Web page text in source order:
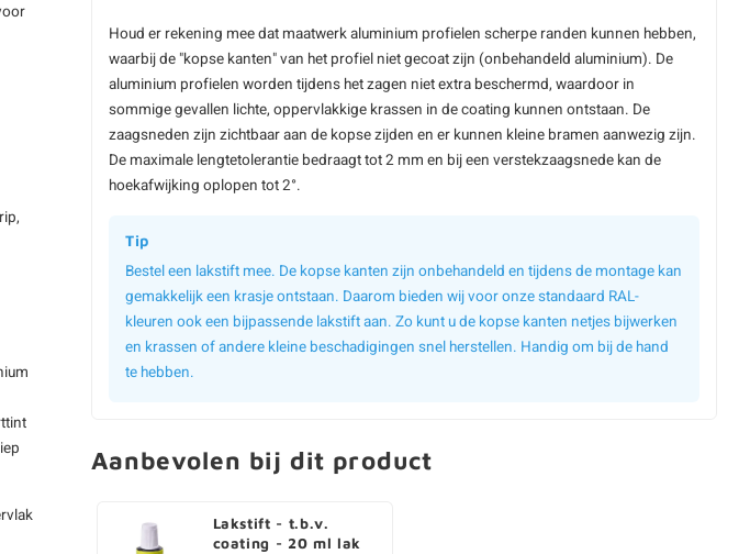
Houd er rekening mee dat maatwerk aluminium profielen scherpe randen kunnen hebben,
waarbij de "kopse kanten" van het profiel niet gecoat zijn (onbehandeld aluminium). De
aluminium profielen worden tijdens het zagen niet extra beschermd, waardoor in
sommige gevallen lichte, oppervlakkige krassen in de coating kunnen ontstaan. De
zaagsneden zijn zichtbaar aan de kopse zijden en er kunnen kleine bramen aanwezig zijn.
De maximale lengtetolerantie bedraagt tot 2 mm en bij een verstekzaagsnede kan de
hoekafwijking oplopen tot 2°.
Tip
Bestel een lakstift mee. De kopse kanten zijn onbehandeld en tijdens de montage kan
gemakkelijk een krasje ontstaan. Daarom bieden wij voor onze standaard RAL-
kleuren ook een bijpassende lakstift aan. Zo kunt u de kopse kanten netjes bijwerken
en krassen of andere kleine beschadigingen snel herstellen. Handig om bij de hand
te hebben.
Aanbevolen bij dit product
Lakstift - t.b.v.
coating - 20 ml lak